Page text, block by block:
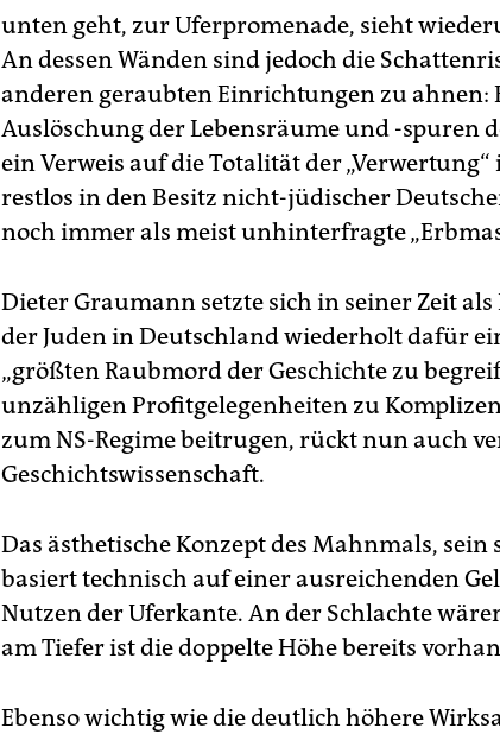
unten geht, zur Uferpromenade, sieht
An dessen Wänden sind jedoch die
anderen geraubten Einrichtungen zu ahnen:
Auslöschung der Lebensräume und -spuren
ein Verweis auf die Totalität der
restlos in den Besitz nicht-jüdischer
noch immer als meist unhinterfragte
Dieter Graumann setzte sich in seiner Zeit
der Juden in Deutschland wiederholt dafür
„größten Raubmord der Geschichte zu
unzähligen Profitgelegenheiten zu
zum NS-Regime beitrugen, rückt nun auch
Geschichtswissenschaft.
Das ästhetische Konzept des Mahnmals,
basiert technisch auf einer ausreichenden
Nutzen der Uferkante. An der Schlachte
am Tiefer ist die doppelte Höhe bereits
Ebenso wichtig wie die deutlich höhere